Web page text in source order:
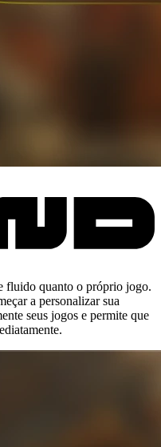
fluido quanto o próprio jogo.
a personalizar sua
seus jogos e permite que